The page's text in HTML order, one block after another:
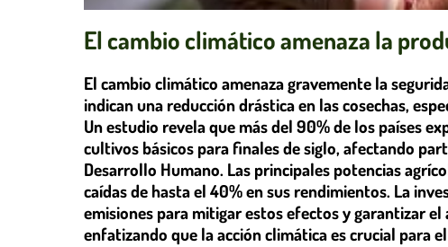
El cambio climático amenaza la
El cambio climático amenaza gravemente la
indican una reducción drástica en las cosechas,
Un estudio revela que más del 90% de los países
cultivos básicos para finales de siglo, afectando
Desarrollo Humano. Las principales potencias
caídas de hasta el 40% en sus rendimientos. La
emisiones para mitigar estos efectos y garantizar
enfatizando que la acción climática es crucial para